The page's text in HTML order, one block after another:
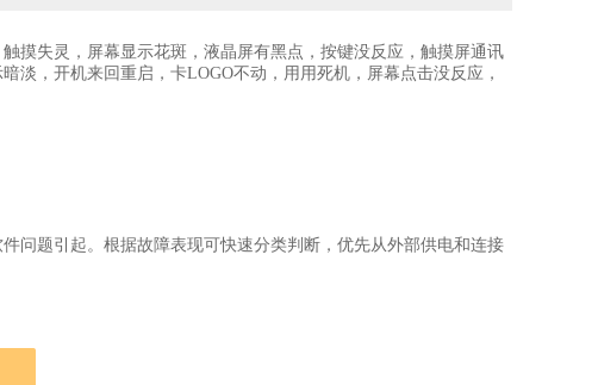
摸失灵，屏幕显示花斑，液晶屏有黑点，按键没反应，触摸屏通讯
淡，开机来回重启，卡LOGO不动，用用死机，屏幕点击没反应，
问题引起。根据故障表现可快速分类判断，优先从外部供电和连接